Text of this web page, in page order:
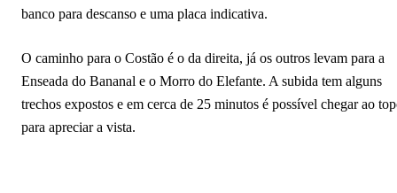
banco para descanso e uma placa indicativa.
O caminho para o Costão é o da direita, já os outros levam para a
Enseada do Bananal e o Morro do Elefante. A subida tem alguns
trechos expostos e em cerca de 25 minutos é possível chegar ao
para apreciar a vista.